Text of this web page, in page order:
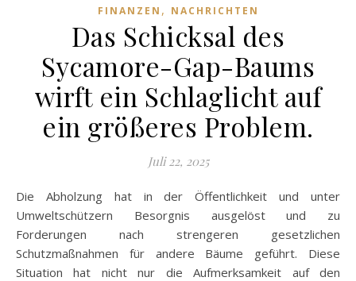
FINANZEN , NACHRICHTEN
Das Schicksal des
Sycamore-Gap-Baums
wirft ein Schlaglicht auf
ein größeres Problem.
Juli 22, 2025
Die Abholzung hat in der Öffentlichkeit und unter
Umweltschützern Besorgnis ausgelöst und zu
Forderungen nach strengeren gesetzlichen
Schutzmaßnahmen für andere Bäume geführt. Diese
Situation hat nicht nur die Aufmerksamkeit auf den